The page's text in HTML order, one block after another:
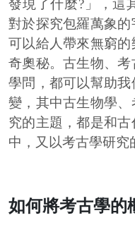
發現了什麼? 」，這
對於探究包羅萬象
可以給人帶來無窮
奇奧秘。古生物、
學問，都可以幫助
變，其中古生物學
究的主題，都是和
中，又以考古學研究
如何將考古學的